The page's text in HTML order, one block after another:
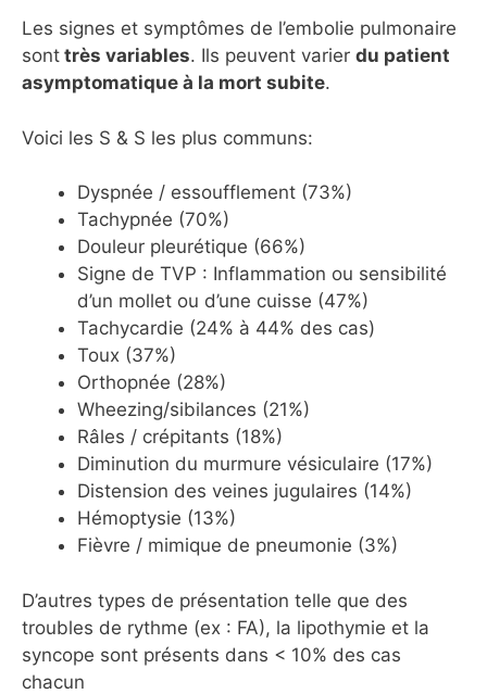
Les signes et symptômes de l’embolie pulmonaire
sont très variables. Ils peuvent varier du patient
asymptomatique à la mort subite.
Voici les S & S les plus communs:
Dyspnée / essoufflement (73%)
Tachypnée (70%)
Douleur pleurétique (66%)
Signe de TVP : Inflammation ou sensibilité
d’un mollet ou d’une cuisse (47%)
Tachycardie (24% à 44% des cas)
Toux (37%)
Orthopnée (28%)
Wheezing/sibilances (21%)
Râles / crépitants (18%)
Diminution du murmure vésiculaire (17%)
Distension des veines jugulaires (14%)
Hémoptysie (13%)
Fièvre / mimique de pneumonie (3%)
D’autres types de présentation telle que des
troubles de rythme (ex : FA), la lipothymie et la
syncope sont présents dans < 10% des cas
chacun